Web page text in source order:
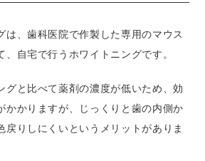
は、歯科医院で作製した専用のマウス
、自宅で行うホワイトニングです。
グと比べて薬剤の濃度が低いため、効
かかりますが、じっくりと歯の内側か
戻りしにくいというメリットがありま